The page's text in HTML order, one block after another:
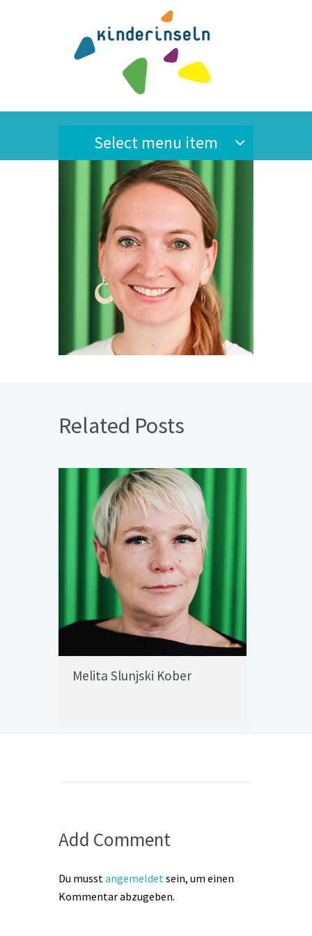
Select menu item
Related Posts
Melita Slunjski Kober
Add Comment
Du musstangemeldetsein, um einen
Kommentar abzugeben.